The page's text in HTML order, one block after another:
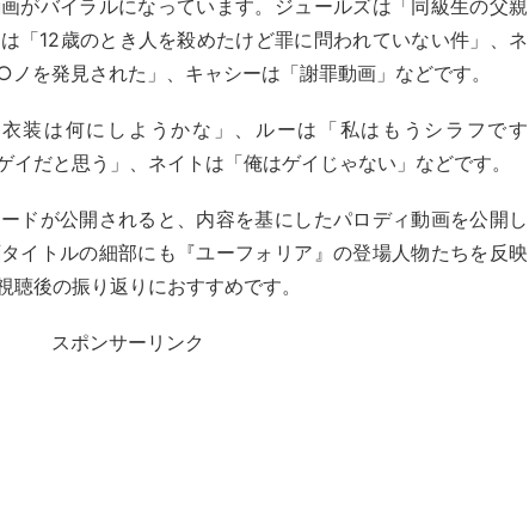
がバイラルになっています。ジュールズは「同級生の父親
「12歳のとき人を殺めたけど罪に問われていない件」、ネ
を発見された」、キャシーは「謝罪動画」などです。
装は何にしようかな」、ルーは「私はもうシラフです
イだと思う」、ネイトは「俺はゲイじゃない」などです。
ドが公開されると、内容を基にしたパロディ動画を公開し
イトルの細部にも『ユーフォリア』の登場人物たちを反映
後の振り返りにおすすめです。
スポンサーリンク